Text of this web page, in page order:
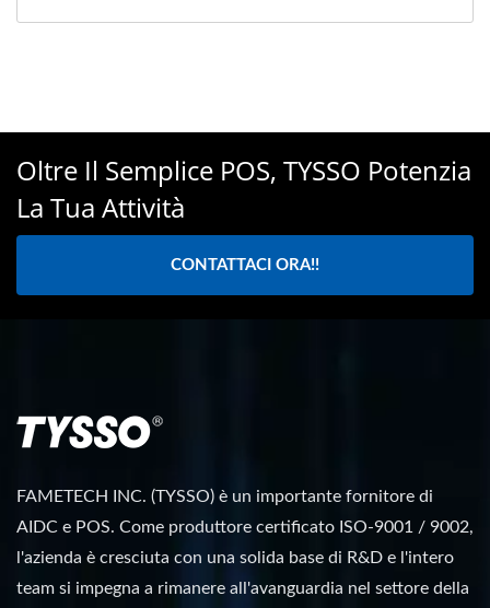
Oltre Il Semplice POS, TYSSO Potenzia
La Tua Attività
CONTATTACI ORA!!
FAMETECH INC. (TYSSO) è un importante fornitore di
AIDC e POS. Come produttore certificato ISO-9001 / 9002,
l'azienda è cresciuta con una solida base di R&D e l'intero
team si impegna a rimanere all'avanguardia nel settore della